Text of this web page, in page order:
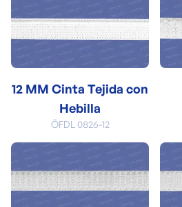
12 MM Cinta Tejida con
Hebilla
ÖFDL 0826-12